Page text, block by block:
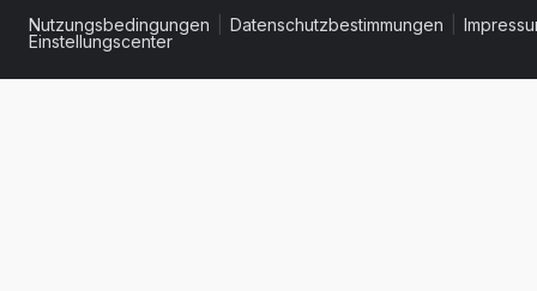
Nutzungsbedingungen
Datenschutzbestimmungen
Einstellungscenter